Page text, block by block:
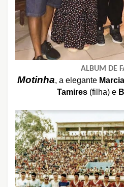
ALBUM DE
Motinha, a elegante Marcia
Tamires (filha) e